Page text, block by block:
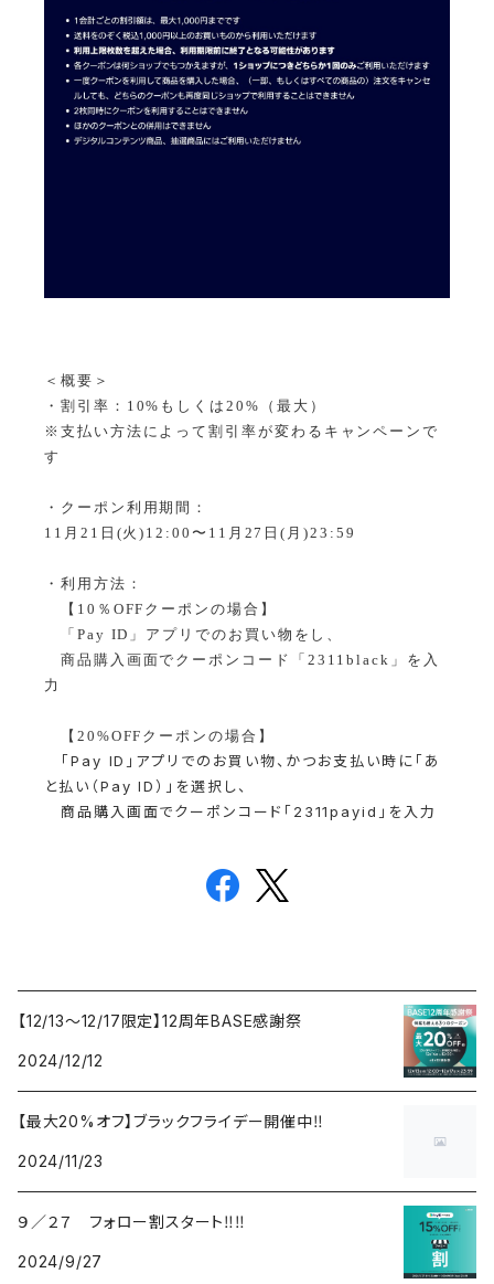
＜概要＞
・割引率：10%もしくは20%（最大）
※支払い方法によって割引率が変わるキャンペーンで
す
・クーポン利用期間：
11月21日(火)12:00〜11月27日(月)23:59
・利用方法：
【10％OFFクーポンの場合】
「Pay ID」アプリでのお買い物をし、
商品購入画面でクーポンコード「2311black」を入
力
【20%OFFクーポンの場合】
「Pay ID」アプリでのお買い物、かつお支払い時に「あ
と払い（Pay ID）」を選択し、
商品購入画面でクーポンコード「2311payid」を入力
【12/13～12/17限定】12周年BASE感謝祭
2024/12/12
【最大20%オフ】ブラックフライデー開催中‼️
2024/11/23
９／２７ フォロー割スタート‼️‼️
2024/9/27